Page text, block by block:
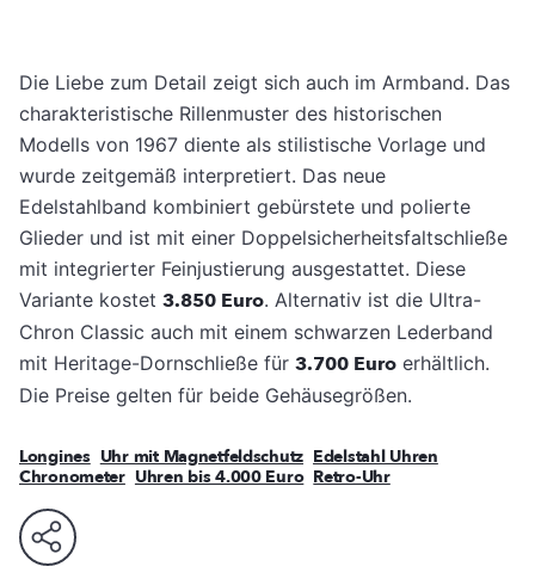
Die Liebe zum Detail zeigt sich auch im Armband. Das
charakteristische Rillenmuster des historischen
Modells von 1967 diente als stilistische Vorlage und
wurde zeitgemäß interpretiert. Das neue
Edelstahlband kombiniert gebürstete und polierte
Glieder und ist mit einer Doppelsicherheitsfaltschließe
mit integrierter Feinjustierung ausgestattet. Diese
Variante kostet 3.850 Euro. Alternativ ist die Ultra-
Chron Classic auch mit einem schwarzen Lederband
mit Heritage-Dornschließe für 3.700 Euro erhältlich.
Die Preise gelten für beide Gehäusegrößen.
Longines Uhr mit Magnetfeldschutz Edelstahl Uhren
Chronometer Uhren bis 4.000 Euro Retro-Uhr